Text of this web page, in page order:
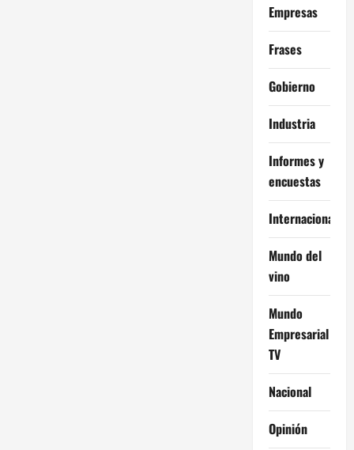
Empresas
Frases
Gobierno
Industria
Informes y
encuestas
Internacional
Mundo del
vino
Mundo
Empresarial
TV
Nacional
Opinión